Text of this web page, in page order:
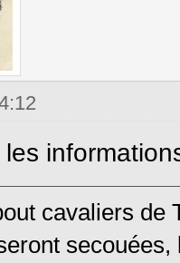
les
cavaliers de